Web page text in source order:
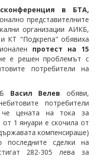
в БТА,
представителните
организации АИКБ,
"Подкрепа" обявиха
протест на 15
е решен проблемът с
потребители на
Васил Велев обяви,
потребители
цената на тока за
1 януари е скочила от
компенсираше)
сделки на
282-305 лева за